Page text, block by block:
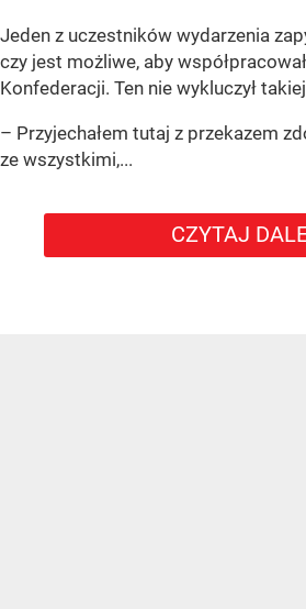
Jeden z uczestników wydarzenia
czy jest możliwe, aby
Konfederacji. Ten nie wykluczył
– Przyjechałem tutaj z przekazem
ze wszystkimi,...
CZYTAJ